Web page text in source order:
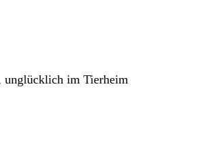
unglücklich im Tierheim